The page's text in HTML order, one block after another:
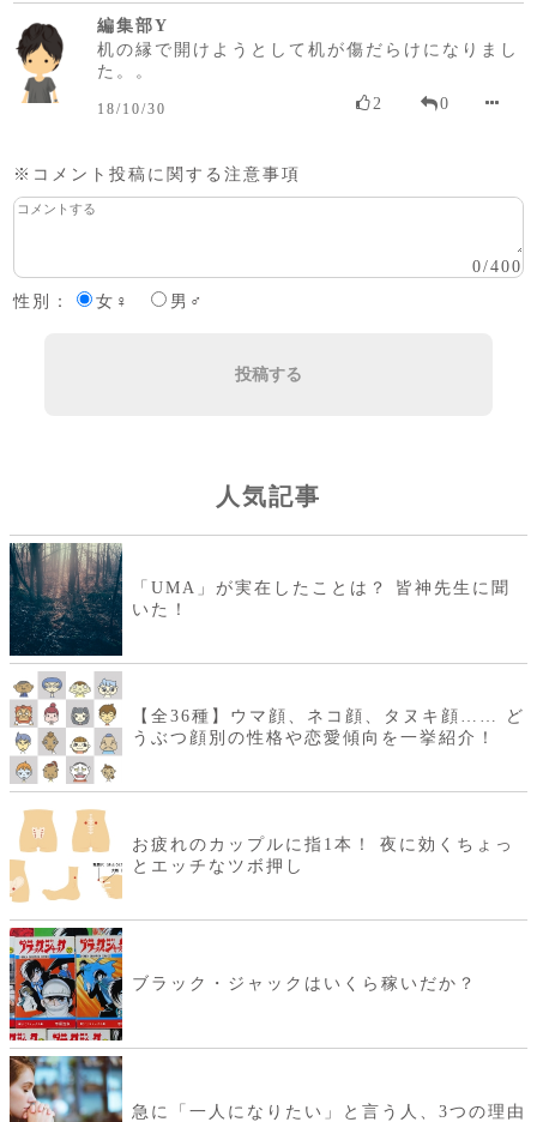
編集部Y
机の縁で開けようとして机が傷だらけになりまし
た。。
18/10/30 2 0
※コメント投稿に関する注意事項
0/400
性別：
女♀ 男♂
投稿する
人気記事
「UMA」が実在したことは？ 皆神先生に聞
いた！
【全36種】ウマ顔、ネコ顔、タヌキ顔…… ど
うぶつ顔別の性格や恋愛傾向を一挙紹介！
お疲れのカップルに指1本！ 夜に効くちょっ
とエッチなツボ押し
ブラック・ジャックはいくら稼いだか？
急に「一人になりたい」と言う人、3つの理由